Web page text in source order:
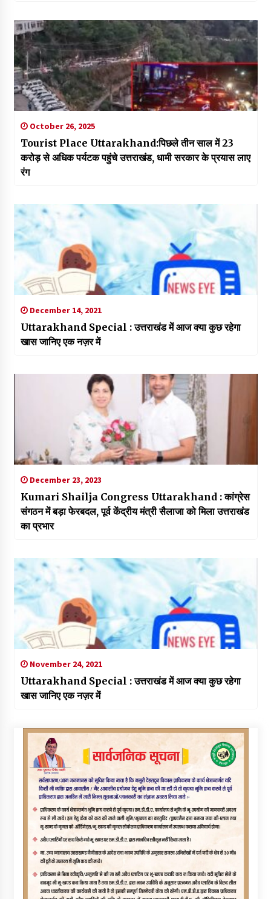
October 26, 2025
Tourist Place Uttarakhand:पिछले तीन साल में 23
करोड़ से अधिक पर्यटक पहुंचे उत्तराखंड, धामी सरकार के प्रयास लाए
रंग
December 14, 2021
Uttarakhand Special : उत्तराखंड में आज क्या कुछ रहेगा
खास जानिए एक नज़र में
December 23, 2023
Kumari Shailja Congress Uttarakhand : कांग्रेस
संगठन में बड़ा फेरबदल, पूर्व केंद्रीय मंत्री सैलाजा को मिला उत्तराखंड
का प्रभार
November 24, 2021
Uttarakhand Special : उत्तराखंड में आज क्या कुछ रहेगा
खास जानिए एक नज़र में